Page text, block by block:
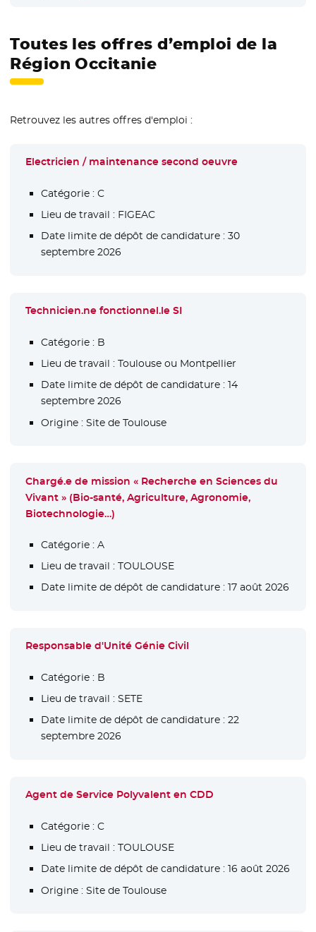
Toutes les offres d’emploi de la
Région Occitanie
Retrouvez les autres offres d'emploi :
Electricien / maintenance second oeuvre
Catégorie : C
Lieu de travail : FIGEAC
Date limite de dépôt de candidature : 30
septembre 2026
Technicien.ne fonctionnel.le SI
Catégorie : B
Lieu de travail : Toulouse ou Montpellier
Date limite de dépôt de candidature : 14
septembre 2026
Origine : Site de Toulouse
Chargé.e de mission « Recherche en Sciences du
Vivant » (Bio-santé, Agriculture, Agronomie,
Biotechnologie…)
Catégorie : A
Lieu de travail : TOULOUSE
Date limite de dépôt de candidature : 17 août 2026
Responsable d'Unité Génie Civil
Catégorie : B
Lieu de travail : SETE
Date limite de dépôt de candidature : 22
septembre 2026
Agent de Service Polyvalent en CDD
Catégorie : C
Lieu de travail : TOULOUSE
Date limite de dépôt de candidature : 16 août 2026
Origine : Site de Toulouse